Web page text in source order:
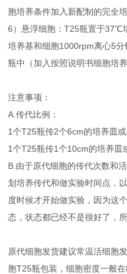
胞培养条件加入新配制的完全培
6）悬浮细胞：T25瓶置于37℃
培养基和细胞1000rpm离心5
瓶中（加入按照说明书细胞培
注意事项：
A.传代比例：
1个T25瓶传2个6cm的培养皿
1个T25瓶传1个10cm的培养皿
B.由于原代细胞的传代次数和
划培养传代和做实验时间点，
度时候才开始做实验，因为这
态，状态都已经不是很好了，
原代细胞发货建议常温活细胞
胞T25瓶包装，细胞密度一般